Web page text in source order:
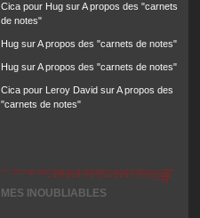
Cica pour Hug surA propos des "carnets
de notes"
Hug surA propos des "carnets de notes"
Hug surA propos des "carnets de notes"
Cica pour Leroy David surA propos des
"carnets de notes"
MES INOUBLIABLES